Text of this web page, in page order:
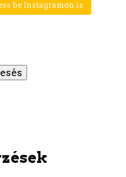
be Instagramon is